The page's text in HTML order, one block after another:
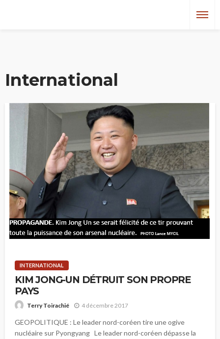
International
INTERNATIONAL
KIM JONG-UN DÉTRUIT SON PROPRE
PAYS
Terry Toirachié 4 décembre 2017
GEOPOLITIQUE : Le leader nord-coréen tire une ogive
nucléaire sur Pyongyang Le leader nord-coréen dépasse la